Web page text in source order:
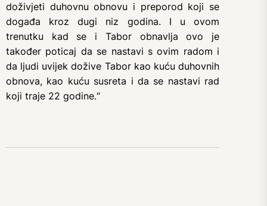
doživjeti duhovnu obnovu i preporod koji se
događa kroz dugi niz godina. I u ovom
trenutku kad se i Tabor obnavlja ovo je
također poticaj da se nastavi s ovim radom i
da ljudi uvijek dožive Tabor kao kuću duhovnih
obnova, kao kuću susreta i da se nastavi rad
koji traje 22 godine.“